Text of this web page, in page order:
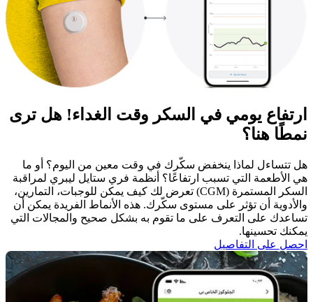
ارتفاع يومي في السكر وقت الغداء! هل ترى
نمطًا هنا؟
هل تتساءل لماذا ينخفض سكّرك في وقت معين من اليوم؟ أو ما
هي الأطعمة التي تسبب ارتفاعًا؟ أنظمة فري ستايل ليبري لمراقبة
السكر المستمرة (CGM) تعرض لك كيف يمكن للوجبات، التمارين،
والأدوية أن تؤثر على مستوى سكّرك. هذه الأنماط الفريدة يمكن أن
تساعدك على التعرف على ما تقوم به بشكل صحيح والمجالات التي
يمكنك تحسينها.
احصل على التفاصيل